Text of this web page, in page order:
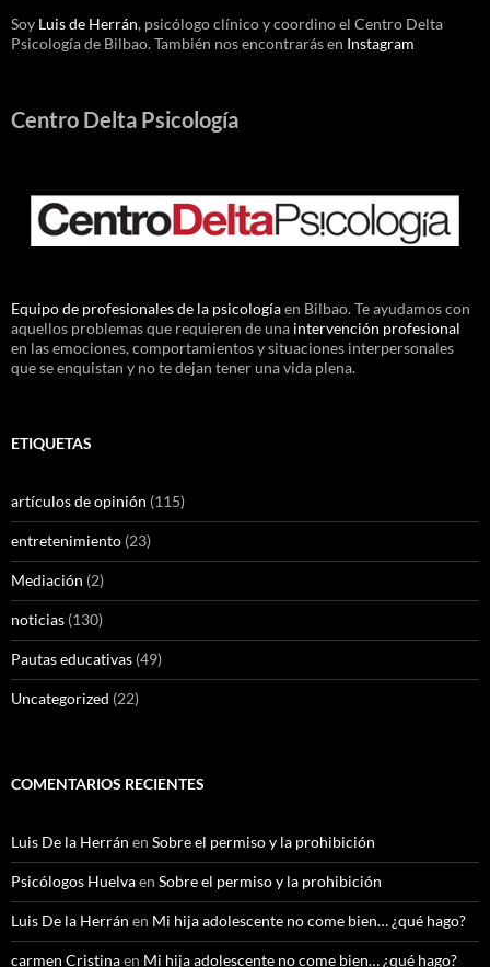
Soy Luis de Herrán, psicólogo clínico y coordino el Centro Delta
Psicología de Bilbao. También nos encontrarás en Instagram
Centro Delta Psicología
Equipo de profesionales de la psicologíaen Bilbao. Te ayudamos con
aquellos problemas que requieren de una intervención profesional
en las emociones, comportamientos y situaciones interpersonales
que se enquistan y no te dejan tener una vida plena.
ETIQUETAS
artículos de opinión (115)
entretenimiento (23)
Mediación (2)
noticias (130)
Pautas educativas (49)
Uncategorized (22)
COMENTARIOS RECIENTES
Luis De la Herrán en Sobre el permiso y la prohibición
Psicólogos Huelvaen Sobre el permiso y la prohibición
Luis De la Herrán en Mi hija adolescente no come bien… ¿qué hago?
carmen Cristinaen Mi hija adolescente no come bien… ¿qué hago?